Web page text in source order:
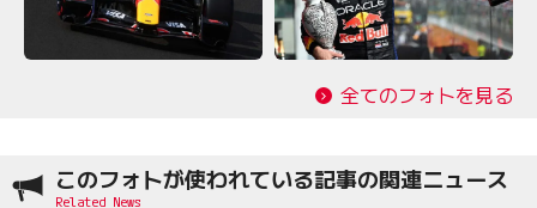
全てのフォトを見る
このフォトが使われている記事の関連ニュース